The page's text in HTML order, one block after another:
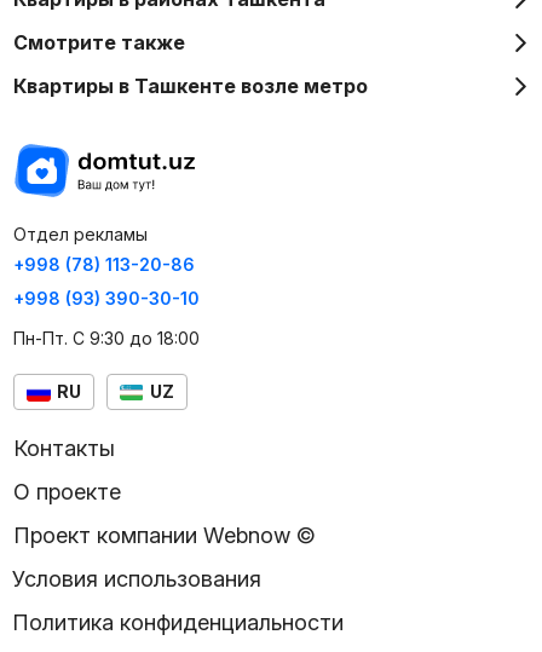
Смотрите также
Квартиры в Ташкенте возле метро
Отдел рекламы
+998 (78) 113-20-86
+998 (93) 390-30-10
Пн-Пт. С 9:30 до 18:00
RU UZ
Контакты
О проекте
Проект компании Webnow ©
Условия использования
Политика конфиденциальности